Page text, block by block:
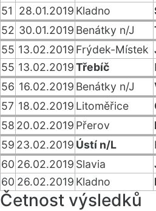
51
28.01.2019 Kladno
52 30.01.2019 Benátky n/J
55 13.02.2019 Frýdek-Místek
55 13.02.2019Třebíč
56 16.02.2019 Benátky n/J
57 18.02.2019 Litoměřice
58 20.02.2019 Přerov
59 23.02.2019 Ústí n/L
60 26.02.2019 Slavia
60 26.02.2019 Kladno
Četnost výsledků